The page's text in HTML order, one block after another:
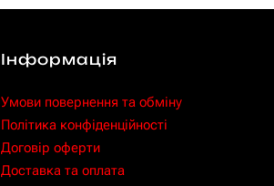
Інформація
Умови повернення та обміну
Політика конфіденційності
Договір оферти
Доставка та оплата